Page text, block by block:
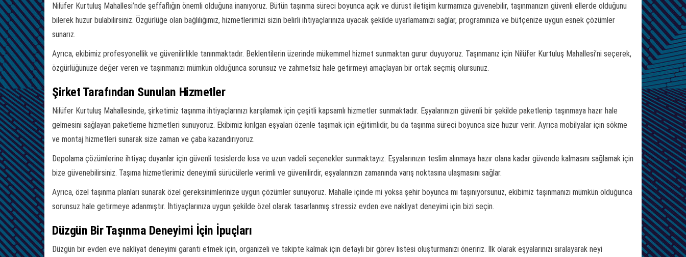
Nilüfer Kurtuluş Mahallesi’nde şeffaflığın önemli olduğuna inanıyoruz. Bütün taşınma süreci boyunca açık ve dürüst iletişim kurmamıza güvenebilir, taşınmanızın güvenli ellerde olduğunu
bilerek huzur bulabilirsiniz. Özgürlüğe olan bağlılığımız, hizmetlerimizi sizin belirli ihtiyaçlarınıza uyacak şekilde uyarlamamızı sağlar, programınıza ve bütçenize uygun esnek çözümler
sunarız.
Ayrıca, ekibimiz profesyonellik ve güvenilirlikle tanınmaktadır. Beklentilerin üzerinde mükemmel hizmet sunmaktan gurur duyuyoruz. Taşınmanız için Nilüfer Kurtuluş Mahallesi’ni seçerek,
özgürlüğünüze değer veren ve taşınmanızı mümkün olduğunca sorunsuz ve zahmetsiz hale getirmeyi amaçlayan bir ortak seçmiş olursunuz.
Şirket Tarafından Sunulan Hizmetler
Nilüfer Kurtuluş Mahallesinde, şirketimiz taşınma ihtiyaçlarınızı karşılamak için çeşitli kapsamlı hizmetler sunmaktadır. Eşyalarınızın güvenli bir şekilde paketlenip taşınmaya hazır hale
gelmesini sağlayan paketleme hizmetleri sunuyoruz. Ekibimiz kırılgan eşyaları özenle taşımak için eğitimlidir, bu da taşınma süreci boyunca size huzur verir. Ayrıca mobilyalar için sökme
ve montaj hizmetleri sunarak size zaman ve çaba kazandırıyoruz.
Depolama çözümlerine ihtiyaç duyanlar için güvenli tesislerde kısa ve uzun vadeli seçenekler sunmaktayız. Eşyalarınızın teslim alınmaya hazır olana kadar güvende kalmasını sağlamak için
bize güvenebilirsiniz. Taşıma hizmetlerimiz deneyimli sürücülerle verimli ve güvenilirdir, eşyalarınızın zamanında varış noktasına ulaşmasını sağlar.
Ayrıca, özel taşınma planları sunarak özel gereksinimlerinize uygun çözümler sunuyoruz. Mahalle içinde mi yoksa şehir boyunca mı taşınıyorsunuz, ekibimiz taşınmanızı mümkün olduğunca
sorunsuz hale getirmeye adanmıştır. İhtiyaçlarınıza uygun şekilde özel olarak tasarlanmış stressiz evden eve nakliyat deneyimi için bizi seçin.
Düzgün Bir Taşınma Deneyimi İçin İpuçları
Düzgün bir evden eve nakliyat deneyimi garanti etmek için, organizeli ve takipte kalmak için detaylı bir görev listesi oluşturmanızı öneririz. İlk olarak eşyalarınızı sıralayarak neyi